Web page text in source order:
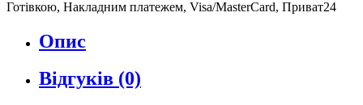
Готівкою, Накладним платежем, Visa/MasterCard, Приват24
Опис
Відгуків (0)